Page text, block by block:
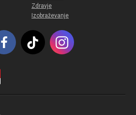
Zdravje
Izobraževanje